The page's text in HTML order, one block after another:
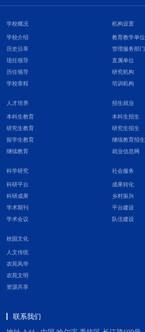
学校概况
学校介绍
历史沿革
现任领导
历任领导
学校章程
机构设置
教育教学单位
管理服务部门
直属单位
研究机构
培训机构
人才培养
本科生教育
研究生教育
留学生教育
继续教育
招生就业
本科生招生
研究生招生
继续教育招生
就业信息网
科学研究
科研平台
科研成果
学术期刊
学术会议
社会服务
成果转化
乡村振兴
平台建设
队伍建设
校园文化
人文传统
农苑风华
农苑文明
资源共享
联系我们